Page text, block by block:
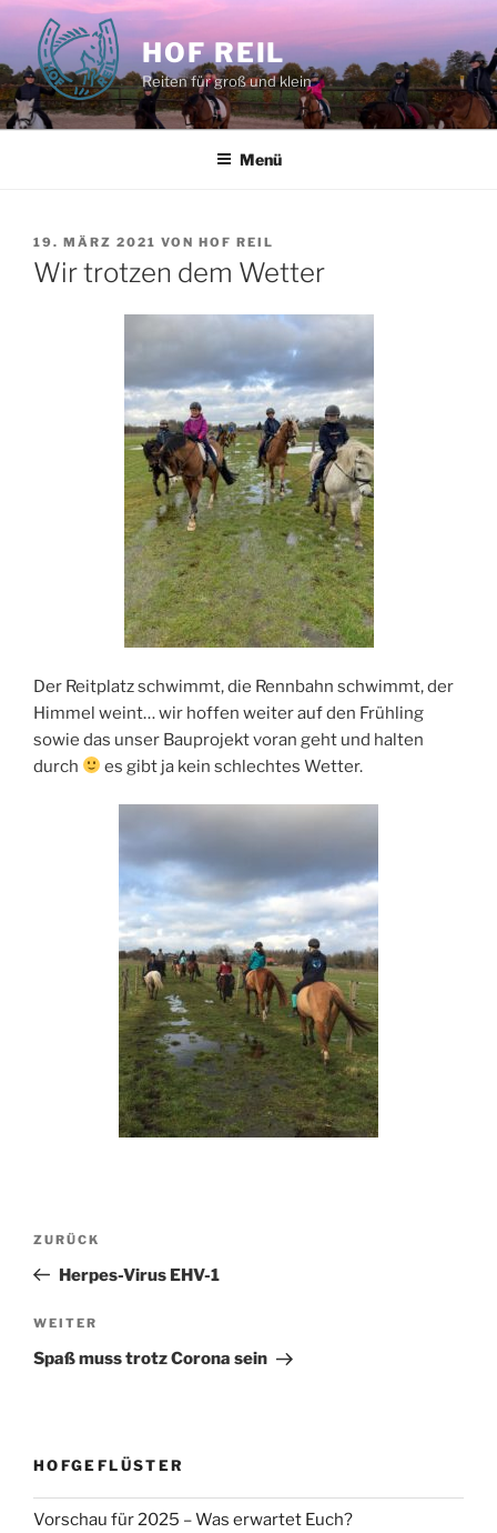
Zum
Inhalt
springen
HOF REIL
Reiten für groß und klein
Menü
VERÖFFENTLICHT
AM
19. MÄRZ 2021 VON HOF REIL
Wir trotzen dem Wetter
Der Reitplatz schwimmt, die Rennbahn schwimmt, der
Himmel weint… wir hoffen weiter auf den Frühling
sowie das unser Bauprojekt voran geht und halten
durch
es gibt ja kein schlechtes Wetter.
Beitragsnavigation
Vorheriger
Beitrag
ZURÜCK
Herpes-Virus EHV-1
Nächster
Beitrag
WEITER
Spaß muss trotz Corona sein
HOFGEFLÜSTER
Vorschau für 2025 – Was erwartet Euch?